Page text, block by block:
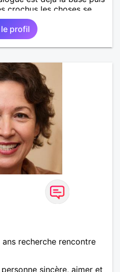
crochus les choses se
petit normalement.
profil
recherche rencontre
sincère, aimer et